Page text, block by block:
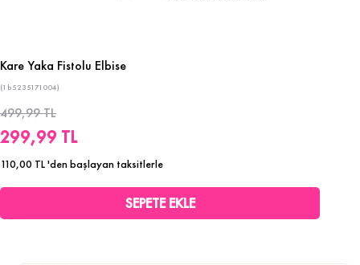
Kare Yaka Fistolu Elbise
(1b5235171004)
499,99 TL
299,99 TL
110,00 TL'den başlayan taksitlerle